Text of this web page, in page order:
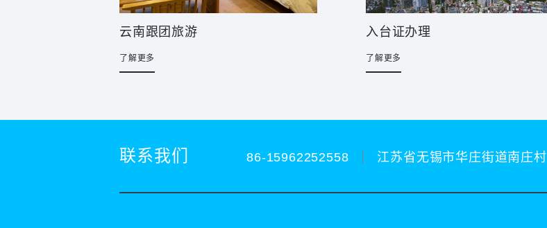
云南跟团旅游
了解更多
入台证办理
了解更多
联系我们 86-15962252558 江苏省无锡市华庄街道南庄村